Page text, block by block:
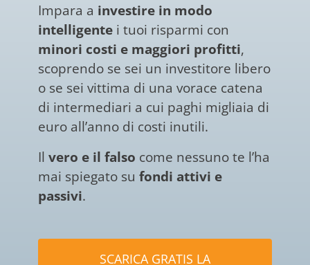
Impara a investire in modo
intelligente i tuoi risparmi con
minori costi e maggiori profitti,
scoprendo se sei un investitore libero
o se sei vittima di una vorace catena
di intermediari a cui paghi migliaia di
euro all’anno di costi inutili.
Il vero e il falso come nessuno te l’ha
mai spiegato su fondi attivi e
passivi.
SCARICA GRATIS LA